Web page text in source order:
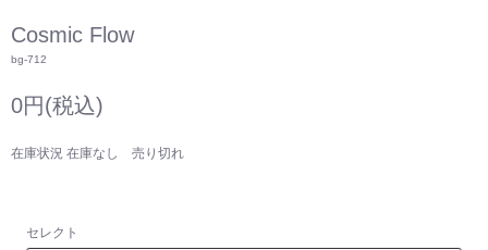
Cosmic Flow
bg-712
0円(税込)
在庫状況 在庫なし 売り切れ
セレクト